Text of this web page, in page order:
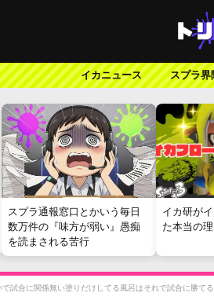
イカニュース スプラ界
スプラ通報窓口とかいう毎日
数万件の『味方が弱い』愚痴
を読まされる苦行
イカ研が
た本当の
で試合に関係無い塗りだけしてる風呂はそれで試合に勝て